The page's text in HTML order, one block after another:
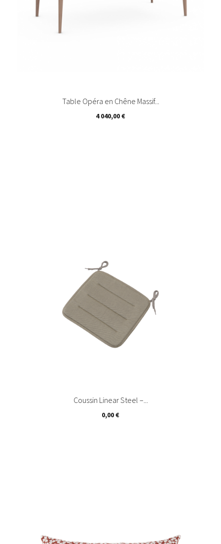
Table Opéra en Chêne Massif...
Prix
4 040,00 €
Coussin Linear Steel –...
Prix
0,00 €